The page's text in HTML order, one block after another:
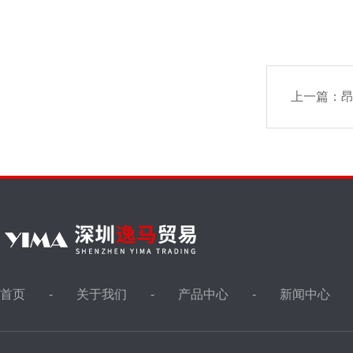
上一篇：
首页 关于我们 产品中心 新闻中心